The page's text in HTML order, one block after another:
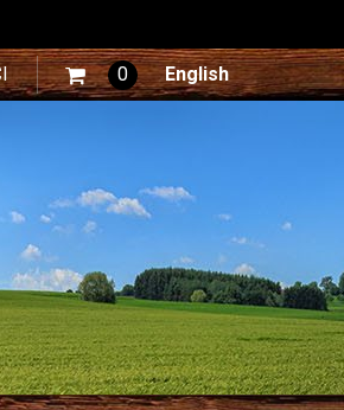
0 English